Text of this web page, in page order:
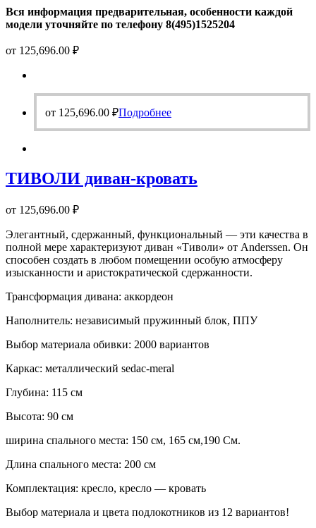
Вся информация предварительная, особенности каждой
модели уточняйте по телефону 8(495)1525204
от 125,696.00 ₽
от 125,696.00 ₽Подробнее
ТИВОЛИ диван-кровать
от 125,696.00 ₽
Элегантный, сдержанный, функциональный — эти качества в
полной мере характеризуют диван «Тиволи» от Anderssen. Он
способен создать в любом помещении особую атмосферу
изысканности и аристократической сдержанности.
Трансформация дивана: аккордеон
Наполнитель: независимый пружинный блок, ППУ
Выбор материала обивки: 2000 вариантов
Каркас: металлический sedac-meral
Глубина: 115 см
Высота: 90 см
ширина спального места: 150 см, 165 см,190 См.
Длина спального места: 200 см
Комплектация: кресло, кресло — кровать
Выбор материала и цвета подлокотников из 12 вариантов!